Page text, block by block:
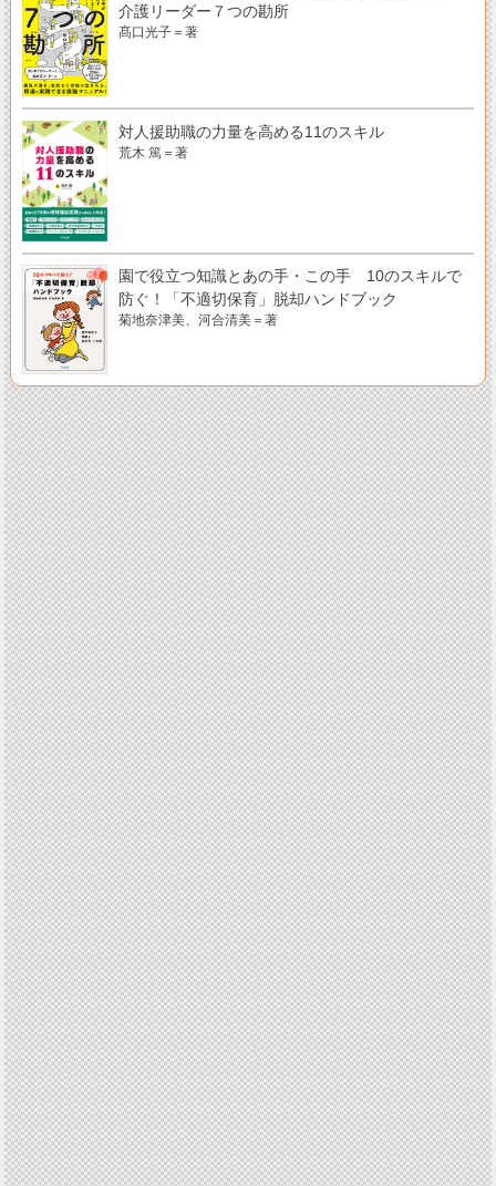
介護リーダー７つの勘所
髙口光子＝著
対人援助職の力量を高める11のスキル
荒木 篤＝著
園で役立つ知識とあの手・この手 10のスキルで
防ぐ！「不適切保育」脱却ハンドブック
菊地奈津美、河合清美＝著